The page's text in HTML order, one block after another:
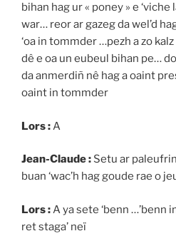
bihan hag ur « poney » e
war… reor ar gazeg da wel’d
‘oa in tommder …pezh a zo
dê e oa un eubeul bihan pe…
da anmerdiñ nê hag a oaint
oaint in tommder
Lors :A
Jean-Claude : Setu ar
buan ‘wac’h hag goude rae o
Lors :A ya sete ‘benn …’benn
ret staga’ neï